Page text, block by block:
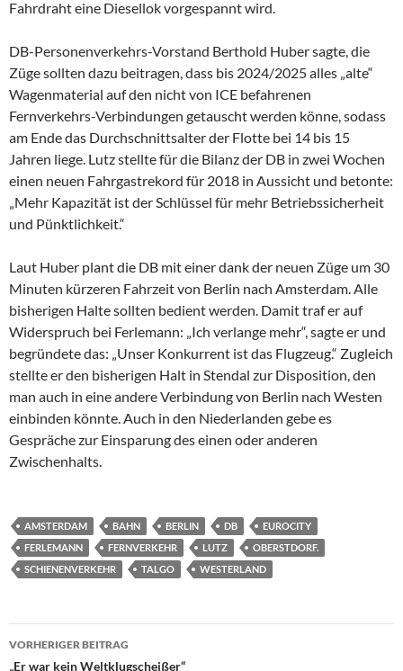
Fahrdraht eine Diesellok vorgespannt wird.
DB-Personenverkehrs-Vorstand Berthold Huber sagte, die
Züge sollten dazu beitragen, dass bis 2024/2025 alles „alte“
Wagenmaterial auf den nicht von ICE befahrenen
Fernverkehrs-Verbindungen getauscht werden könne, sodass
am Ende das Durchschnittsalter der Flotte bei 14 bis 15
Jahren liege. Lutz stellte für die Bilanz der DB in zwei Wochen
einen neuen Fahrgastrekord für 2018 in Aussicht und betonte:
„Mehr Kapazität ist der Schlüssel für mehr Betriebssicherheit
und Pünktlichkeit.“
Laut Huber plant die DB mit einer dank der neuen Züge um 30
Minuten kürzeren Fahrzeit von Berlin nach Amsterdam. Alle
bisherigen Halte sollten bedient werden. Damit traf er auf
Widerspruch bei Ferlemann: „Ich verlange mehr“, sagte er und
begründete das: „Unser Konkurrent ist das Flugzeug.“ Zugleich
stellte er den bisherigen Halt in Stendal zur Disposition, den
man auch in eine andere Verbindung von Berlin nach Westen
einbinden könnte. Auch in den Niederlanden gebe es
Gespräche zur Einsparung des einen oder anderen
Zwischenhalts.
AMSTERDAM BAHN BERLIN DB
EUROCITY
FERLEMANN
FERNVERKEHR LUTZ
OBERSTDORF.
SCHIENENVERKEHR
TALGO WESTERLAND
Beitragsnavigation
VORHERIGER BEITRAG
„Er war kein Weltklugscheißer“